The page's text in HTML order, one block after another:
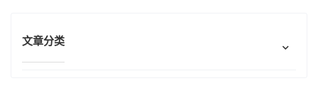
文章分类